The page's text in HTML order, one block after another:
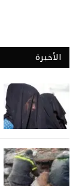
الأخيرة